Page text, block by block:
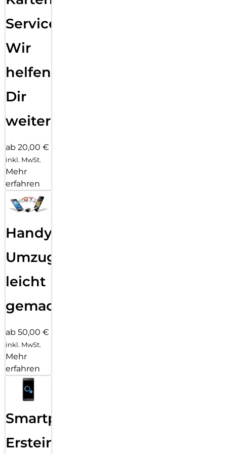
Service:
Wir
helfen
Dir
weiter
ab 20,00 €
inkl. MwSt.
Mehr
erfahren
Handy
Umzug
leicht
gemacht!
ab 50,00 €
inkl. MwSt.
Mehr
erfahren
Smartphone
Ersteinrichtung